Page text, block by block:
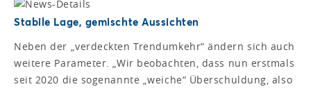
Stabile Lage, gemischte Aussichten
Neben der „verdeckten Trendumkehr“ ändern sich auch
weitere Parameter. „Wir beobachten, dass nun erstmals
seit 2020 die sogenannte „weiche“ Überschuldung, also